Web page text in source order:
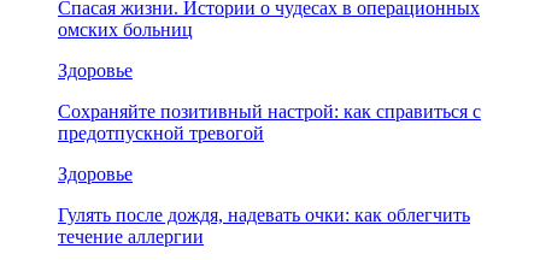
Спасая жизни. Истории о чудесах в операционных
омских больниц
Здоровье
Сохраняйте позитивный настрой: как справиться с
предотпускной тревогой
Здоровье
Гулять после дождя, надевать очки: как облегчить
течение аллергии